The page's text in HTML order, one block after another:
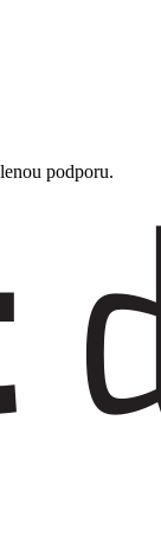
podporu.